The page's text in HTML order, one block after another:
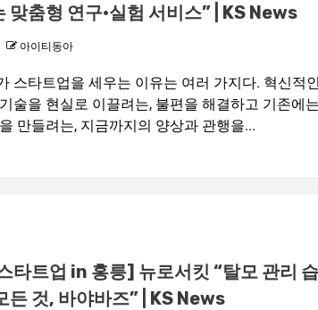
맞춤형 연구·실험 서비스” | KS News
아이티동아
스타트업을 세우는 이유는 여러 가지다. 혁신적
술을 현실로 이끌려는, 불편을 해결하고 기존에
만들려는, 지금까지의 양상과 관행을...
타트업 in 홍릉] 뉴로서킷 “탈모 관리 습
든 것, 바야바즈” | KS News